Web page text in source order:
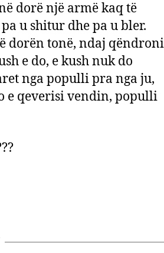
dorë një armë kaq të
u shitur dhe pa u bler.
dorën tonë, ndaj qëndroni
e do, e kush nuk do
nga populli pra nga ju,
e qeverisi vendin, populli